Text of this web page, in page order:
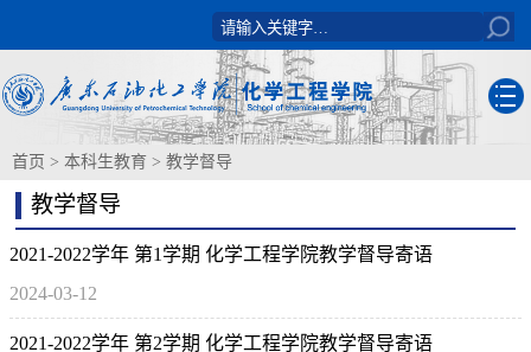
首页 > 本科生教育 > 教学督导
教学督导
2021-2022学年 第1学期 ​化学工程学院教学督导寄语
2024-03-12
2021-2022学年 第2学期 ​化学工程学院教学督导寄语